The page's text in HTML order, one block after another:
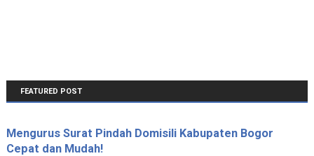
FEATURED POST
Mengurus Surat Pindah Domisili Kabupaten Bogor
Cepat dan Mudah!